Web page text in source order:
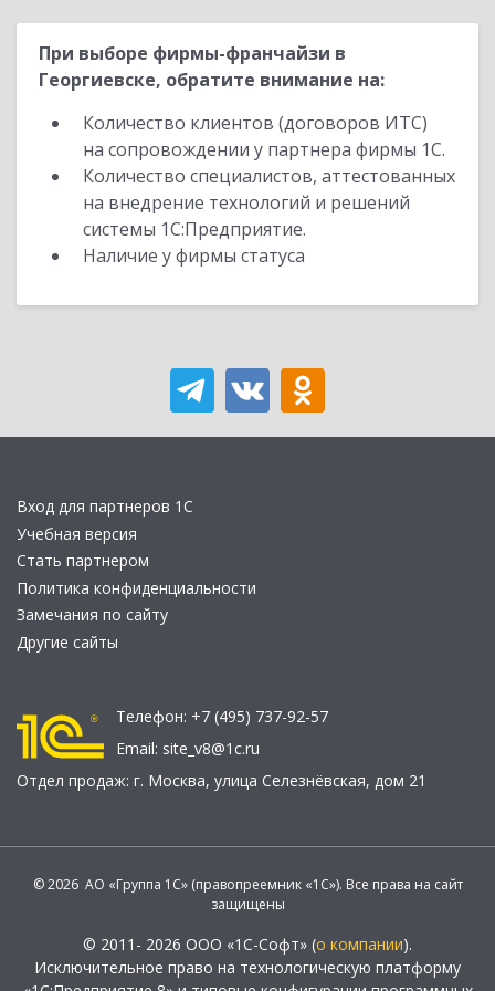
При выборе фирмы-франчайзи в
Георгиевске, обратите внимание на:
Количество клиентов (договоров ИТС)
на сопровождении у партнера фирмы 1С.
Количество специалистов, аттестованных
на внедрение технологий и решений
системы 1С:Предприятие.
Наличие у фирмы статуса
Вход для партнеров 1С
Учебная версия
Стать партнером
Политика конфиденциальности
Замечания по сайту
Другие сайты
Телефон: +7 (495) 737-92-57
Email: site_v8@1c.ru
Отдел продаж: г. Москва, улица Селезнёвская, дом 21
© 2026 АО «Группа 1С» (правопреемник «1С»). Все права на сайт
защищены
© 2011- 2026 ООО «1С-Софт» (о компании).
Исключительное право на технологическую платформу